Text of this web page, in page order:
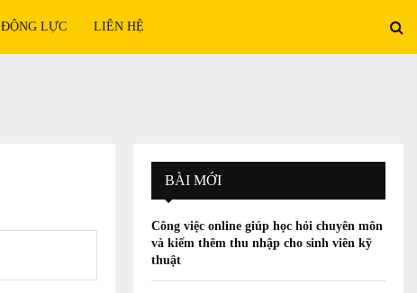
ĐỘNG LỰC LIÊN HỆ
BÀI MỚI
Công việc online giúp học hỏi chuyên môn
và kiếm thêm thu nhập cho sinh viên kỹ
thuật